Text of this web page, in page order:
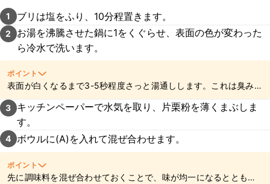
1 ブリは塩をふり、10分程置きます。
2
お湯を沸騰させた鍋に1をくぐらせ、表面の色が変わった
ら冷水で洗います。
ポイント
表面が白くなるまで3-5秒程度さっと湯通しします。これは臭みを
和らげ、風味よく仕上げる効果があります。お湯の温度が高すぎ
ると皮が破れたり身が固くなる原因になるのでご注意ください。
3
キッチンペーパーで水気を取り、片栗粉を薄くまぶしま
す。
4 ボウルに(A)を入れて混ぜ合わせます。
ポイント
先に調味料を混ぜ合わせておくことで、味が均一になるととも